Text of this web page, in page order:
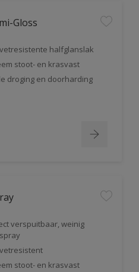
Gloss
halfglanslak
stoot- en krasvast
droging en doorharding
verspuitbaar, weinig
stoot- en krasvast